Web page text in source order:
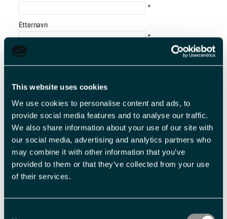
This website uses cookies
We use cookies to personalise content and ads, to
provide social media features and to analyse our traffic.
We also share information about your use of our site with
our social media, advertising and analytics partners who
may combine it with other information that you’ve
provided to them or that they’ve collected from your use
of their services.
*
Etternavn
*
E-postadresse
*
Forespørsel
*
*